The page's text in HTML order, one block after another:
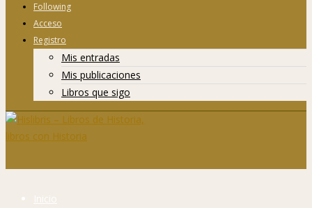
Following
Acceso
Registro
Mis entradas
Mis publicaciones
Libros que sigo
Inicio